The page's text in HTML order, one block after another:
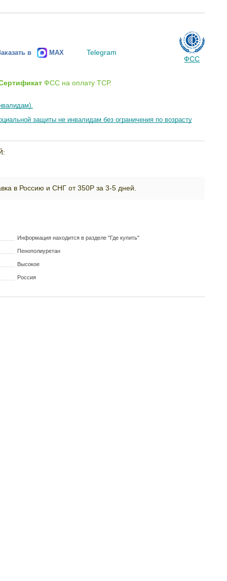
в MAX Telegram
ФСС
ФСС на оплату ТСР.
защиты не инвалидам без ограничения по возрасту
в Россию и СНГ от 350Р за 3-5 дней.
Информация находится в разделе "Где купить"
Пенополиуретан
Высокое
Россия